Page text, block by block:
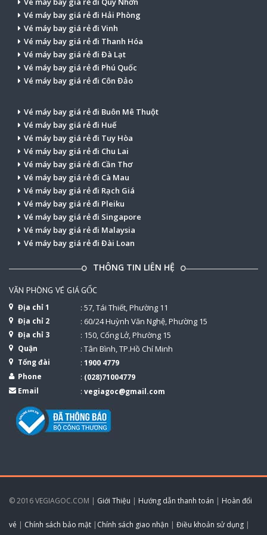
Vé máy bay giá rẻ đi Hải Phòng
Vé máy bay giá rẻ đi Vinh
Vé máy bay giá rẻ đi Thanh Hóa
Vé máy bay giá rẻ đi Đà Lạt
Vé máy bay giá rẻ đi Phú Quốc
Vé máy bay giá rẻ đi Côn Đảo
Vé máy bay giá rẻ đi Buôn Mê Thuột
Vé máy bay giá rẻ đi Huế
Vé máy bay giá rẻ đi Tuy Hòa
Vé máy bay giá rẻ đi Chu Lai
Vé máy bay giá rẻ đi Cần Thơ
Vé máy bay giá rẻ đi Cà Mau
Vé máy bay giá rẻ đi Rạch Giá
Vé máy bay giá rẻ đi Pleiku
Vé máy bay giá rẻ đi Singapore
Vé máy bay giá rẻ đi Malaysia
Vé máy bay giá rẻ đi Đài Loan
THÔNG TIN LIÊN HỆ
VĂN PHÒNG VÉ GIÁ GỐC
Địa chỉ 1 : 57, Tái Thiết, Phường 11
Địa chỉ 2 : 60/24 Huỳnh Văn Nghệ, Phường 15
Địa chỉ 3 : 150, Cống Lở, Phường 15
Quận : Tân Bình, TP.Hồ Chí Minh
Tổng đài : 1900 4779
Phone
: (028)71004779
Email
: vegiagoc@gmail.com
© 2016 VEGIAGOC.COM | Giới Thiệu | Hướng dẫn thanh toán | Hoàn đổi
vé | Chính sách bảo mật | Chính sách giao nhận | Điều khoản sử dụng |